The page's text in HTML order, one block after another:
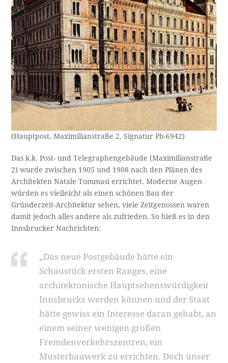
(Hauptpost, Maximilianstraße 2, Signatur Ph-6942)
Das k.k. Post- und Telegraphengebäude (Maximilianstraße
2) wurde zwischen 1905 und 1908 nach den Plänen des
Architekten Natale Tommasi errichtet. Moderne Augen
würden es vielleicht als einen schönen Bau der
Gründerzeit-Architektur sehen, viele Zeitgenossen waren
damit jedoch alles andere als zufrieden. So hieß es in den
Innsbrucker Nachrichten:
„Das neue Postgebäude hätte ein
Schaustück ersten Ranges, eine
architektonische Hauptsehenswürdigkeit
Innsbrucks werden können und der Staat
hätte gewiss ein Interesse daran gehabt, an
einem seiner wenigen großen
Fremdenverkehrszentren, ein
Musterbauwerk zu errichten. Doch unser